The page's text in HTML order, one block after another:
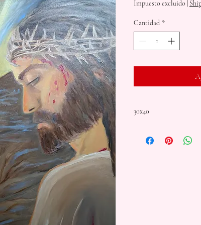
Impuesto excluido
Cantidad *
30x40